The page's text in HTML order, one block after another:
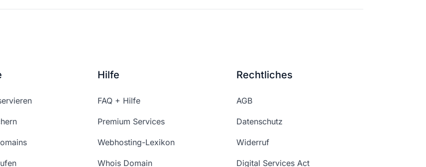
Hilfe
FAQ + Hilfe
Premium Services
Webhosting-Lexikon
Whois Domain
Rechtliches
AGB
Datenschutz
Widerruf
Digital Services Act